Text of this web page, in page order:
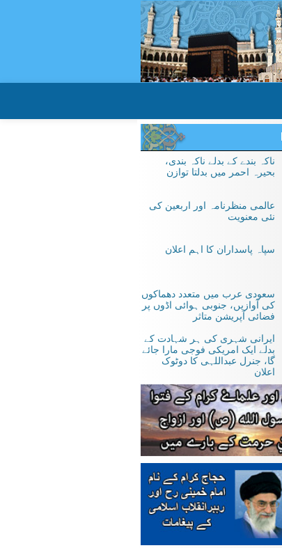
ناکہ بندے کے بدلے ناکہ بندی،
بحیرہ احمر میں بدلتا توازن
عالمی منظرنامہ اور اربعین کی
نئی معنویت
سپاہ پاسداران کا اہم اعلان
سعودی عرب میں متعدد دھماکوں
کی آوازیں، جنوبی ہوائی اڈوں پر
فضائی آپریشن متاثر
ایرانی شہری کی ہر شہادت کے
بدلے ایک امریکی فوجی مارا جائے
گا، جنرل عبداللہی کا دوٹوک
اعلان